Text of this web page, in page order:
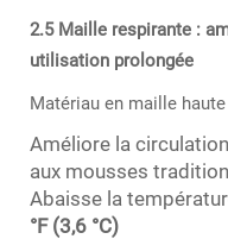
2.5 Maille respirante :
utilisation prolongée
Matériau en maille
Améliore la
aux mousses
Abaisse la
°F (3,6 °C)